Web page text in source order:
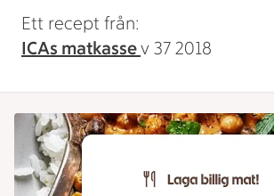
Ett recept från:
ICAs matkassev 37 2018